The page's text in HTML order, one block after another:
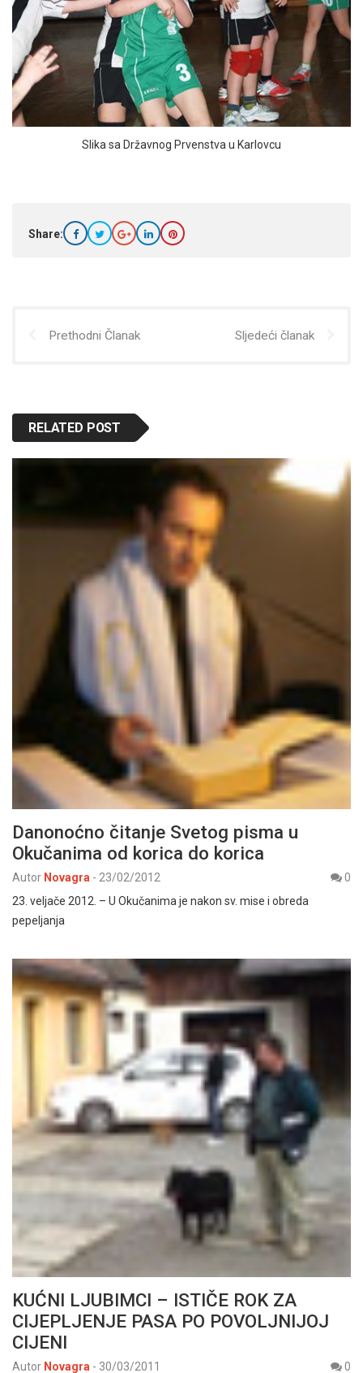
Slika sa Državnog Prvenstva u Karlovcu
Share:
Prethodni Članak Sljedeći članak
RELATED POST
Danonoćno čitanje Svetog pisma u
Okučanima od korica do korica
Autor Novagra - 23/02/2012
0
23. veljače 2012. – U Okučanima je nakon sv. mise i obreda
pepeljanja
KUĆNI LJUBIMCI – ISTIČE ROK ZA
CIJEPLJENJE PASA PO POVOLJNIJOJ
CIJENI
Autor Novagra - 30/03/2011 0